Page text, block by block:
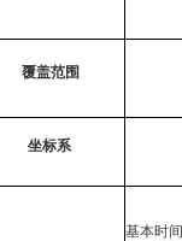
覆盖范围
坐标系
基本时